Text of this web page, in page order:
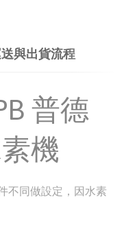
與出貨流程
普德
機
不同做設定，因水素